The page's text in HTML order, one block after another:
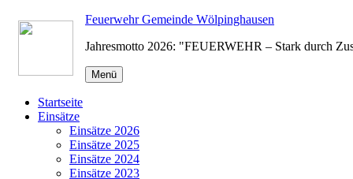
Zum
Inhalt
Feuerwehr Gemeinde Wölpinghausen
Jahresmotto 2026: "FEUERWEHR – Stark durch
Menü
Startseite
Einsätze
Einsätze 2026
Einsätze 2025
Einsätze 2024
Einsätze 2023